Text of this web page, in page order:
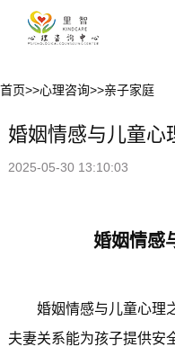
首页>>心理咨询>>亲子家庭
婚姻情感与儿童心
2025-05-30 13:10:03
婚姻情感
婚姻情感与儿童心理
夫妻关系能为孩子提供安